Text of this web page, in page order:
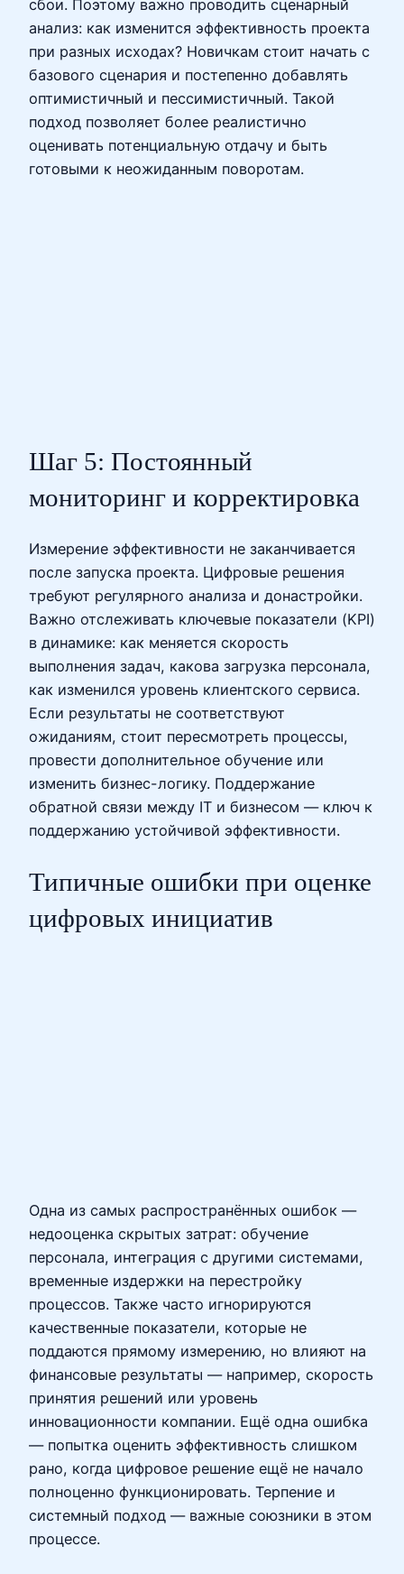
сбои. Поэтому важно проводить сценарный
анализ: как изменится эффективность проекта
при разных исходах? Новичкам стоит начать с
базового сценария и постепенно добавлять
оптимистичный и пессимистичный. Такой
подход позволяет более реалистично
оценивать потенциальную отдачу и быть
готовыми к неожиданным поворотам.
Шаг 5: Постоянный
мониторинг и корректировка
Измерение эффективности не заканчивается
после запуска проекта. Цифровые решения
требуют регулярного анализа и донастройки.
Важно отслеживать ключевые показатели (KPI)
в динамике: как меняется скорость
выполнения задач, какова загрузка персонала,
как изменился уровень клиентского сервиса.
Если результаты не соответствуют
ожиданиям, стоит пересмотреть процессы,
провести дополнительное обучение или
изменить бизнес-логику. Поддержание
обратной связи между IT и бизнесом — ключ к
поддержанию устойчивой эффективности.
Типичные ошибки при оценке
цифровых инициатив
Одна из самых распространённых ошибок —
недооценка скрытых затрат: обучение
персонала, интеграция с другими системами,
временные издержки на перестройку
процессов. Также часто игнорируются
качественные показатели, которые не
поддаются прямому измерению, но влияют на
финансовые результаты — например, скорость
принятия решений или уровень
инновационности компании. Ещё одна ошибка
— попытка оценить эффективность слишком
рано, когда цифровое решение ещё не начало
полноценно функционировать. Терпение и
системный подход — важные союзники в этом
процессе.